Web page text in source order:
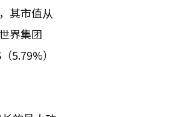
其市值从
界集团
5.79%）